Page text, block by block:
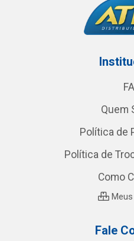
Quem
Política de
Política de
Como
Fale